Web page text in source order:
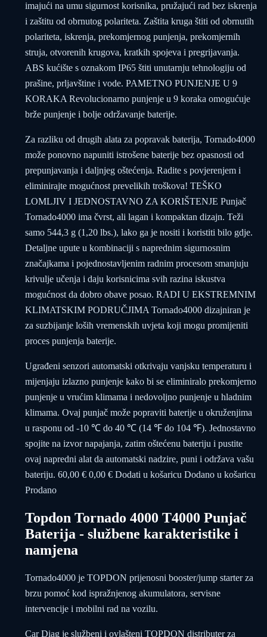
imajući na umu sigurnost korisnika, pružajući rad bez iskrenja
i zaštitu od obrnutog polariteta. Zaštita kruga štiti od obrnutih
polariteta, iskrenja, prekomjernog punjenja, prekomjernih
struja, otvorenih krugova, kratkih spojeva i pregrijavanja.
ABS kućište s oznakom IP65 štiti unutarnju tehnologiju od
prašine, prljavštine i vode. PAMETNO PUNJENJE U 9
KORAKA Revolucionarno punjenje u 9 koraka omogućuje
brže punjenje i bolje održavanje baterije.
Za razliku od drugih alata za popravak baterija, Tornado4000
može ponovno napuniti istrošene baterije bez opasnosti od
prepunjavanja i daljnjeg oštećenja. Radite s povjerenjem i
eliminirajte mogućnost prevelikih troškova! TEŠKO
LOMLJIV I JEDNOSTAVNO ZA KORIŠTENJE Punjač
Tornado4000 ima čvrst, ali lagan i kompaktan dizajn. Teži
samo 544,3 g (1,20 lbs.), lako ga je nositi i koristiti bilo gdje.
Detaljne upute u kombinaciji s naprednim sigurnosnim
značajkama i pojednostavljenim radnim procesom smanjuju
krivulje učenja i daju korisnicima svih razina iskustva
mogućnost da dobro obave posao. RADI U EKSTREMNIM
KLIMATSKIM PODRUČJIMA Tornado4000 dizajniran je
za suzbijanje loših vremenskih uvjeta koji mogu promijeniti
proces punjenja baterije.
Ugrađeni senzori automatski otkrivaju vanjsku temperaturu i
mijenjaju izlazno punjenje kako bi se eliminiralo prekomjerno
punjenje u vrućim klimama i nedovoljno punjenje u hladnim
klimama. Ovaj punjač može popraviti baterije u okruženjima
u rasponu od -10 ℃ do 40 ℃ (14 ℉ do 104 ℉). Jednostavno
spojite na izvor napajanja, zatim oštećenu bateriju i pustite
ovaj napredni alat da automatski nadzire, puni i održava vašu
bateriju. 60,00 € 0,00 € Dodati u košaricu Dodano u košaricu
Prodano
Topdon Tornado 4000 T4000 Punjač
Baterija - službene karakteristike i
namjena
Tornado4000 je TOPDON prijenosni booster/jump starter za
brzu pomoć kod ispražnjenog akumulatora, servisne
intervencije i mobilni rad na vozilu.
Car Diag je službeni i ovlašteni TOPDON distributer za